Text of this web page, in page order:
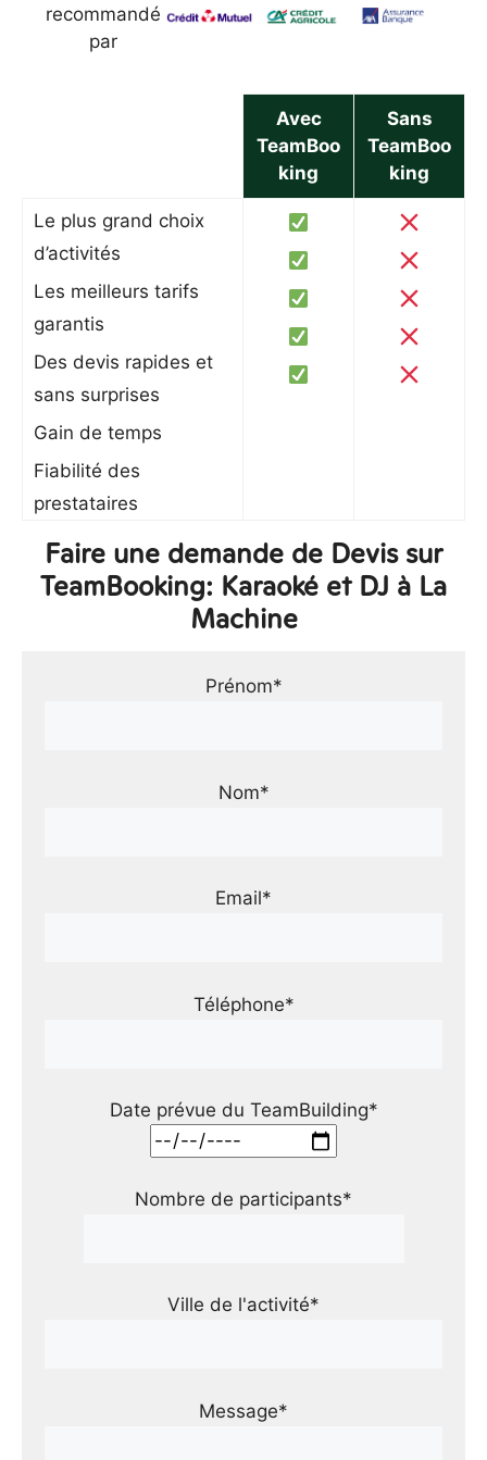
recommandé
par
Avec
TeamBoo
king
Sans
TeamBoo
king
Le plus grand choix
d’activités
Les meilleurs tarifs
garantis
Des devis rapides et
sans surprises
Gain de temps
Fiabilité des
prestataires
Faire une demande de Devis sur
TeamBooking: Karaoké et DJ à La
Machine
Prénom*
Nom*
Email*
Téléphone*
Date prévue du TeamBuilding*
Nombre de participants*
Ville de l'activité*
Message*